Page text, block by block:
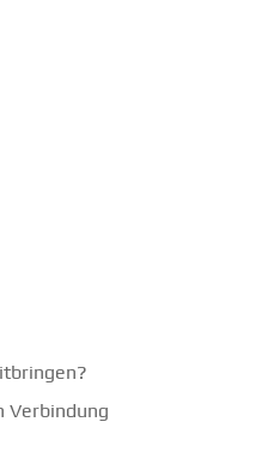
Verbindung